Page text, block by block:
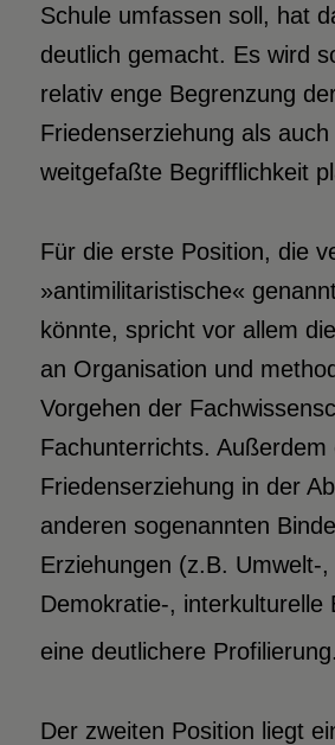
Schule umfassen soll, hat
deutlich gemacht. Es wird
relativ enge Begrenzung
Friedenserziehung als
weitgefaßte Begrifflichkeit
Für die erste Position, die
»antimilitaristische«
könnte, spricht vor allem
an Organisation und
Vorgehen der
Fachunterrichts. Außerdem
Friedenserziehung in der
anderen sogenannten
Erziehungen (z.B. Umwelt-
Demokratie-, interkulturelle
eine deutlichere Profilierung.
Der zweiten Position liegt